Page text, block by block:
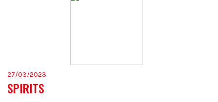
27/03/2023
SPIRITS